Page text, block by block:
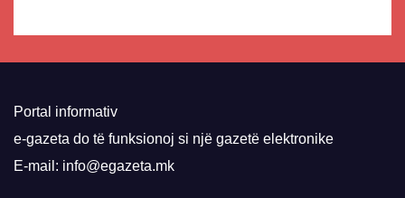
Portal informativ
e-gazeta do të funksionoj si një gazetë elektronike
E-mail: info@egazeta.mk